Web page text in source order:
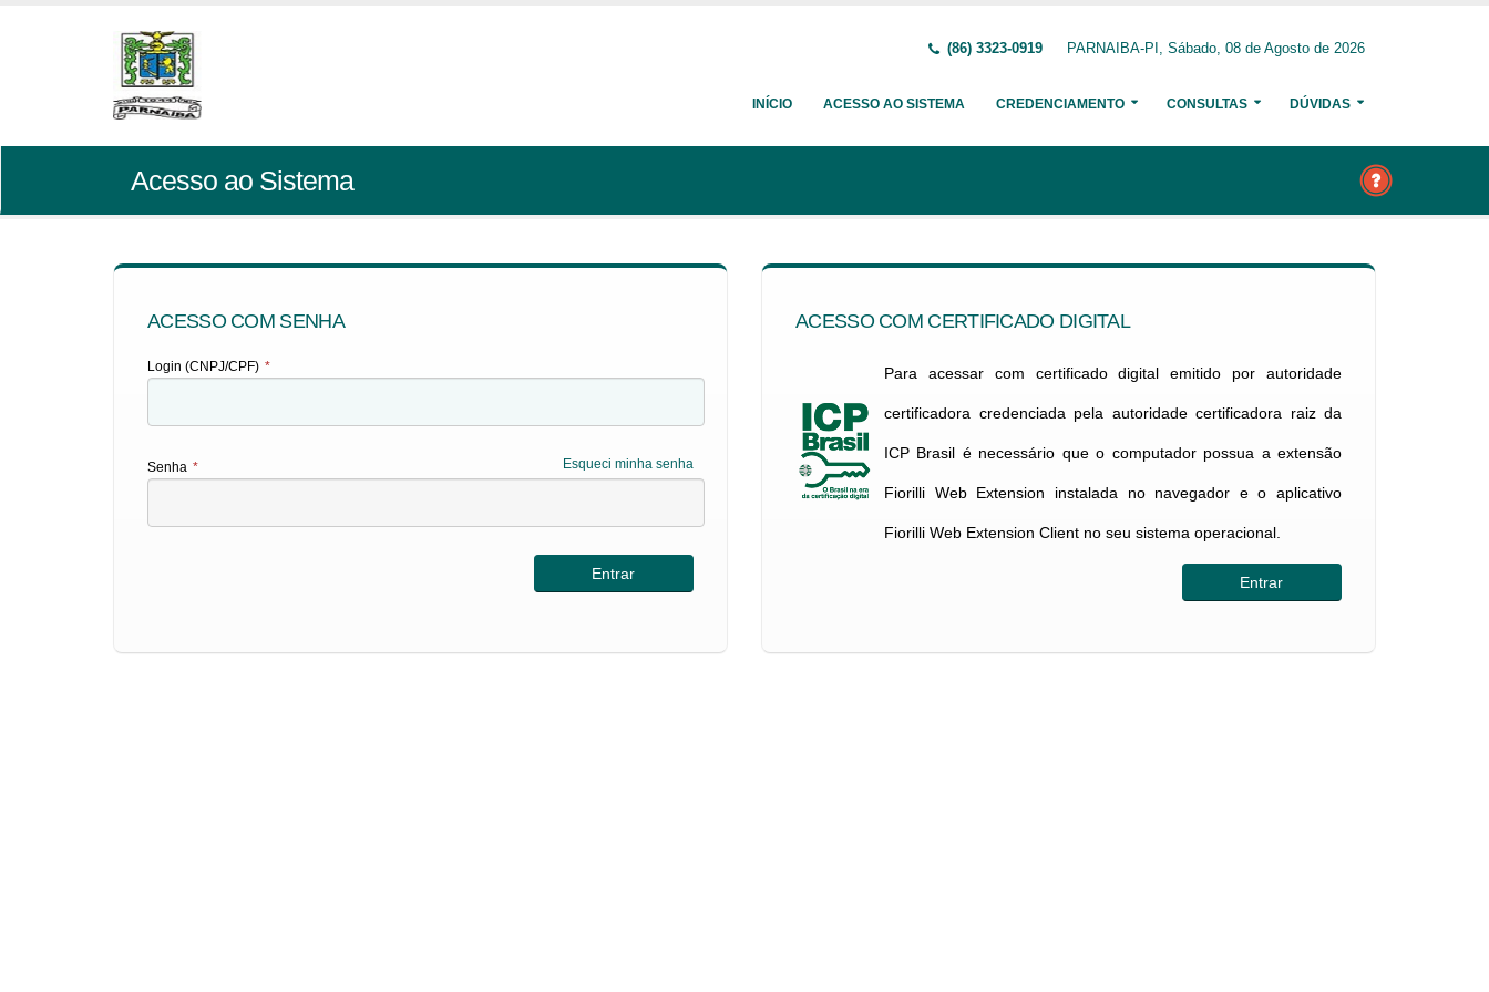
(86) 3323-0919 PARNAIBA-PI, Sábado, 08 de Agosto de 2026
INÍCIO ACESSO AO SISTEMA CREDENCIAMENTO CONSULTAS DÚVIDAS
Acesso ao Sistema
ACESSO COM SENHA
Login (CNPJ/CPF) *
Esqueci minha senha
Senha *
ACESSO COM CERTIFICADO DIGITAL
Para acessar com certificado digital emitido por autoridade
certificadora credenciada pela autoridade certificadora raiz da
ICP Brasil é necessário que o computador possua a extensão
Fiorilli Web Extension instalada no navegador e o aplicativo
Fiorilli Web Extension Client no seu sistema operacional.